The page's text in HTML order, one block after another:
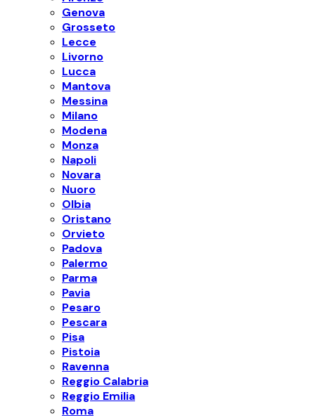
Genova
Grosseto
Lecce
Livorno
Lucca
Mantova
Messina
Milano
Modena
Monza
Napoli
Novara
Nuoro
Olbia
Oristano
Orvieto
Padova
Palermo
Parma
Pavia
Pesaro
Pescara
Pisa
Pistoia
Ravenna
Reggio Calabria
Reggio Emilia
Roma